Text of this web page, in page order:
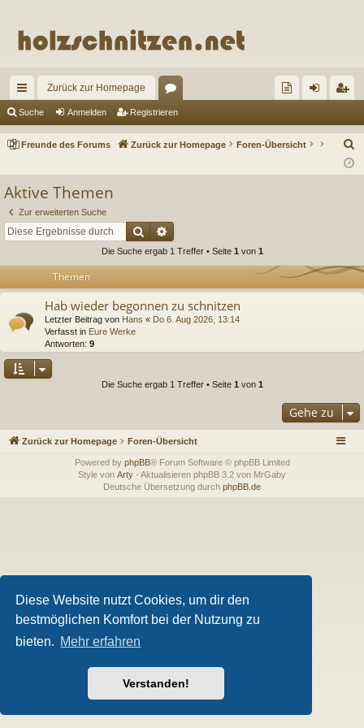
Diese Website nutzt Cookies, um dir den
bestmöglichen Komfort bei der Nutzung zu
bieten. Mehr erfahren
Verstanden!
ch
ne
ug
riff
Zurück zur Homepage
or
en un m ist
rie
Suche Anmelden Registrieren
Freunde des Forums Zurück zur Homepage Foren-Übersicht
Aktive Themen
Zur erweiterten Suche
Suche
Die Suche ergab 1 Treffer • Seite 1 von 1
Themen
Hab wieder begonnen zu schnitzen
Letzter Beitrag von Hans « Do 6. Aug 2026, 13:14
Verfasst in Eure Werke
Antworten: 9
Die Suche ergab 1 Treffer • Seite 1 von 1
Gehe zu
Zurück zur Homepage Foren-Übersicht
Powered by phpBB® Forum Software © phpBB Limited
Style von Arty - Aktualisieren phpBB 3.2 von MrGaby
Deutsche Übersetzung durch phpBB.de